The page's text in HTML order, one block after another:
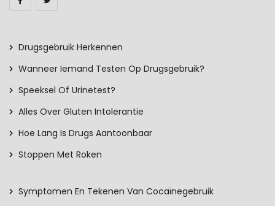
Drugsgebruik Herkennen
Wanneer Iemand Testen Op Drugsgebruik?
Speeksel Of Urinetest?
Alles Over Gluten Intolerantie
Hoe Lang Is Drugs Aantoonbaar
Stoppen Met Roken
Symptomen En Tekenen Van Cocaïnegebruik